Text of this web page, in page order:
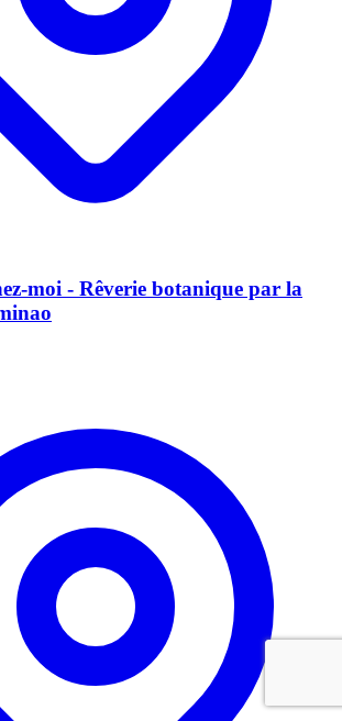
moi - Rêverie botanique par la